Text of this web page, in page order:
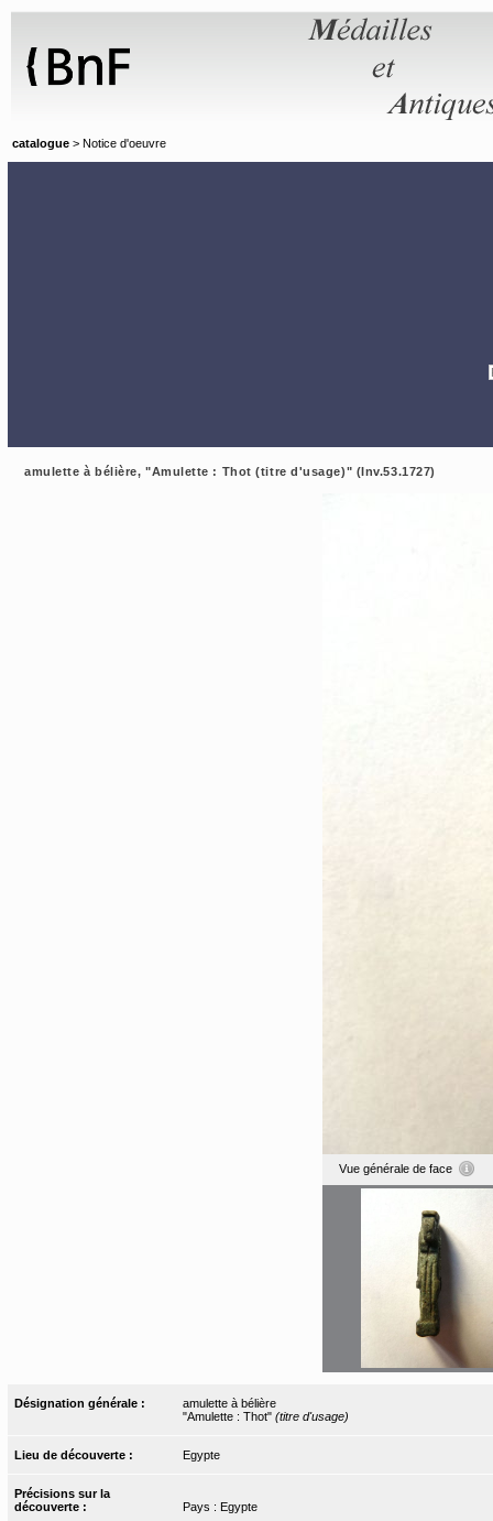
catalogue > Notice d'oeuvre
amulette à bélière, "Amulette : Thot (titre d'usage)" (Inv.53.1727)
Vue générale de face
Désignation générale :
amulette à bélière
"Amulette : Thot" (titre d'usage)
Lieu de découverte : Egypte
Précisions sur la
découverte :
Pays : Egypte